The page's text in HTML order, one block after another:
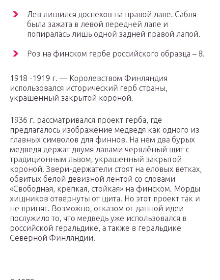
Лев лишился доспехов на правой лапе. Сабля
была зажата в левой передней лапе и
попиралась лишь одной задней правой лапой.
Роз на финском гербе российского образца – 8.
1918 -1919 г. — Королевством Финляндия
использовался исторический герб страны,
украшенный закрытой короной.
1936 г. рассматривался проект герба, где
предлагалось изображение медведя как одного из
главных символов для финнов. На нём два бурых
медведя держат двумя лапами червлёный щит с
традиционным львом, украшенный закрытой
короной. Звери-держатели стоят на еловых ветках,
обвитых белой девизной лентой со словами
«Свободная, крепкая, стойкая» на финском. Морды
хищников отвёрнуты от щита. Но этот проект так и
не принят. Возможно, отказом от данной идеи
послужило то, что медведь уже использовался в
российской геральдике, а также в геральдике
Северной Финляндии.